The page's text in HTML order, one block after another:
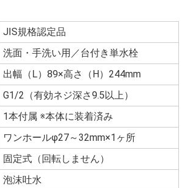
JIS規格認定品
洗面・手洗い用／台付き単水栓
出幅（L）89×高さ（H）244mm
G1/2（有効ネジ深さ9.5以上）
1本付属 ※本体に装着済み
ワンホールφ27～32mm×1ヶ所
固定式（回転しません）
泡沫吐水